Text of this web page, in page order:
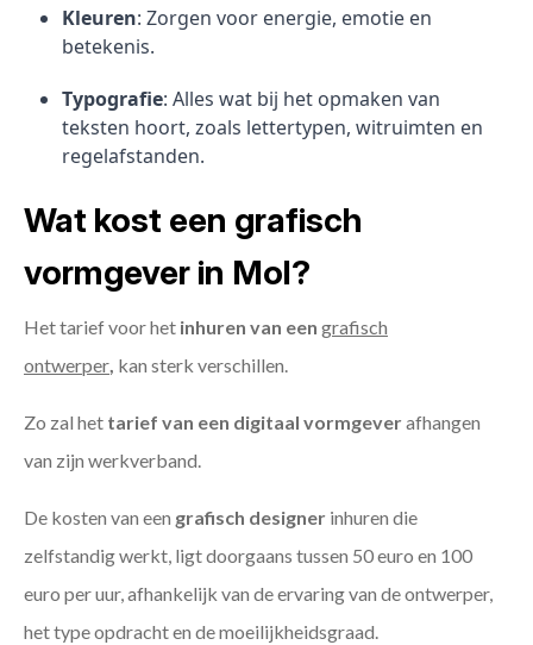
Kleuren: Zorgen voor energie, emotie en
betekenis.
Typografie: Alles wat bij het opmaken van
teksten hoort, zoals lettertypen, witruimten en
regelafstanden.
Wat kost een grafisch
vormgever in Mol?
Het tarief voor het inhuren van een grafisch
ontwerper kan sterk verschillen.
Zo zal het tarief van een digitaal vormgeverafhangen
van zijn werkverband.
De kosten van een grafisch designer inhuren die
zelfstandig werkt, ligt doorgaans tussen 50 euro en 100
euro per uur, afhankelijk van de ervaring van de ontwerper,
het type opdracht en de moeilijkheidsgraad.